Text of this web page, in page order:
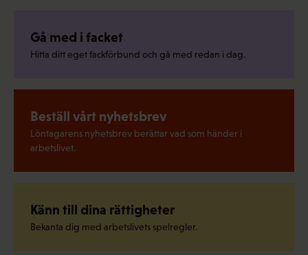
Gå med i facket
Hitta ditt eget fackförbund och gå med redan i dag.
Beställ vårt nyhetsbrev
Löntagarens nyhetsbrev berättar vad som händer i
arbetslivet.
Känn till dina rättigheter
Bekanta dig med arbetslivets spelregler.